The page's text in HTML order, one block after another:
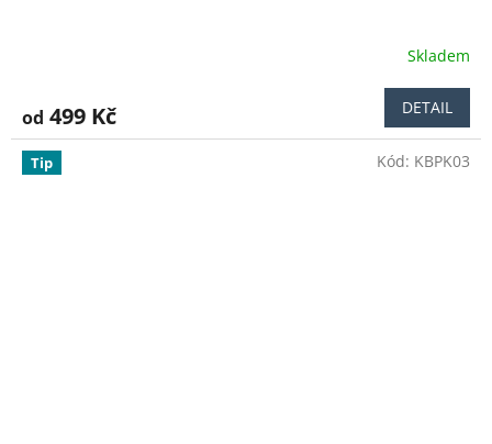
je
4,5
Skladem
od 499 Kč DETAIL
Tip Kód: KBPK03